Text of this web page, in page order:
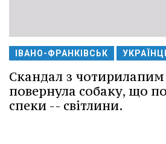
ІВАНО-ФРАНКІВСЬК УКРАЇНЦІ
Скандал з
повернула собаку, що
спеки -- світлини.